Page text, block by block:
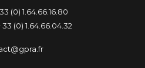
(0) 1.64.66.16.80
33 (0) 1.64.66.04.32